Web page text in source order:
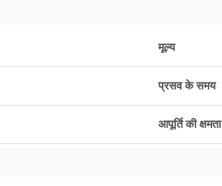
मूल्य
प्रसव के समय
आपूर्ति की क्षमता